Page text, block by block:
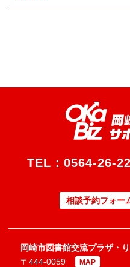
TEL： 0564-26-
相談予約フォー
岡崎市図書館交流プラザ・
〒444-0059
MAP